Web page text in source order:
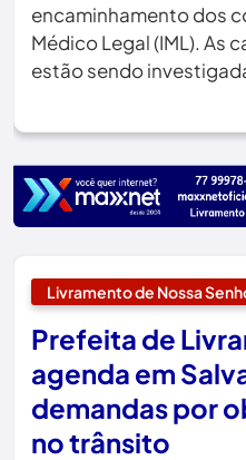
encaminhamento dos
Médico Legal (IML). As
estão sendo
Livramento de Nossa
Prefeita de
agenda em
demandas por
no trânsito